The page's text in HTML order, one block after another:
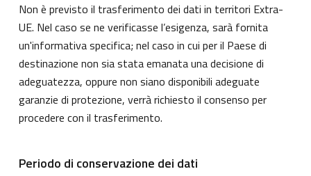
Non è previsto il trasferimento dei dati in territori Extra-
UE. Nel caso se ne verificasse l’esigenza, sarà fornita
un'informativa specifica; nel caso in cui per il Paese di
destinazione non sia stata emanata una decisione di
adeguatezza, oppure non siano disponibili adeguate
garanzie di protezione, verrà richiesto il consenso per
procedere con il trasferimento.
Periodo di conservazione dei dati